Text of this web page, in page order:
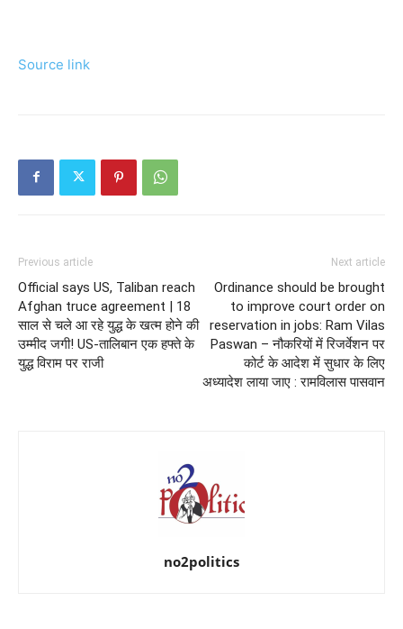
Source link
Previous article
Official says US, Taliban reach
Afghan truce agreement | 18
साल से चले आ रहे युद्ध के खत्म होने की
उम्मीद जगी! US-तालिबान एक हफ्ते के
युद्ध विराम पर राजी
Next article
Ordinance should be brought
to improve court order on
reservation in jobs: Ram Vilas
Paswan – नौकरियों में रिजर्वेशन पर
कोर्ट के आदेश में सुधार के लिए
अध्यादेश लाया जाए : रामविलास पासवान
no2politics